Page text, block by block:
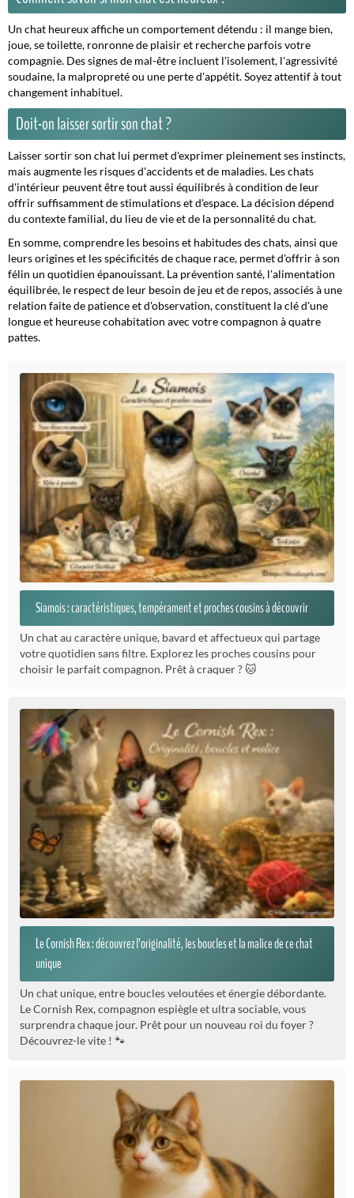
Un chat heureux affiche un comportement détendu : il mange bien,
joue, se toilette, ronronne de plaisir et recherche parfois votre
compagnie. Des signes de mal-être incluent l'isolement, l'agressivité
soudaine, la malpropreté ou une perte d'appétit. Soyez attentif à tout
changement inhabituel.
Doit-on laisser sortir son chat ?
Laisser sortir son chat lui permet d'exprimer pleinement ses instincts,
mais augmente les risques d'accidents et de maladies. Les chats
d'intérieur peuvent être tout aussi équilibrés à condition de leur
offrir suffisamment de stimulations et d'espace. La décision dépend
du contexte familial, du lieu de vie et de la personnalité du chat.
En somme, comprendre les besoins et habitudes des chats, ainsi que
leurs origines et les spécificités de chaque race, permet d'offrir à son
félin un quotidien épanouissant. La prévention santé, l'alimentation
équilibrée, le respect de leur besoin de jeu et de repos, associés à une
relation faite de patience et d'observation, constituent la clé d'une
longue et heureuse cohabitation avec votre compagnon à quatre
pattes.
Siamois : caractéristiques, tempérament et proches cousins à découvrir
Un chat au caractère unique, bavard et affectueux qui partage
votre quotidien sans filtre. Explorez les proches cousins pour
choisir le parfait compagnon. Prêt à craquer ? 🐱
Le Cornish Rex : découvrez l’originalité, les boucles et la malice de ce chat
unique
Un chat unique, entre boucles veloutées et énergie débordante.
Le Cornish Rex, compagnon espiègle et ultra sociable, vous
surprendra chaque jour. Prêt pour un nouveau roi du foyer ?
Découvrez-le vite ! 🐾